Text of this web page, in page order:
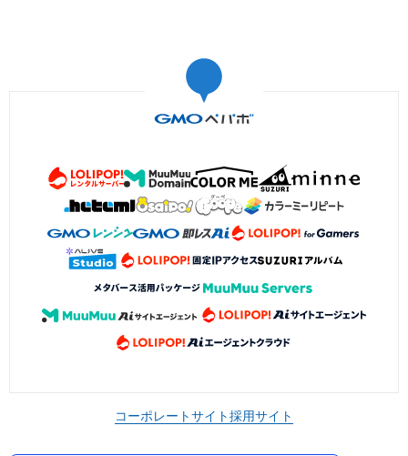
コーポレートサイト採用サイト